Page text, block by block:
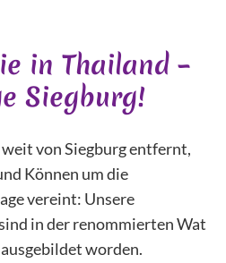
in Thailand –
Siegburg!
von Siegburg entfernt,
Können um die
vereint: Unsere
in der renommierten Wat
worden.